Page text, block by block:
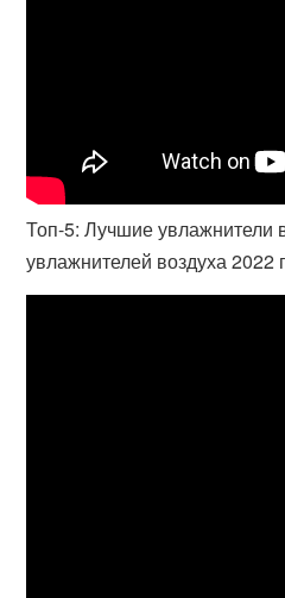
Топ-5: Лучшие увлажнители
увлажнителей воздуха 2022